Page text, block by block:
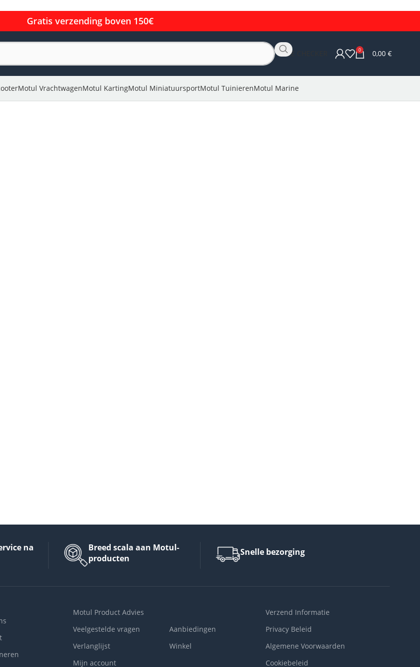
Gratis verzending boven 150€
OLIE CHECKER 0 0,00 €
Motul VrachtwagenMotul KartingMotul MiniatuursportMotul TuinierenMotul Marine
na
Breed scala aan Motul-
producten
Snelle bezorging
Motul Product Advies
Veelgestelde vragen
Verlanglijst
Mijn account
Aanbiedingen
Winkel
Verzend Informatie
Privacy Beleid
Algemene Voorwaarden
Cookiebeleid